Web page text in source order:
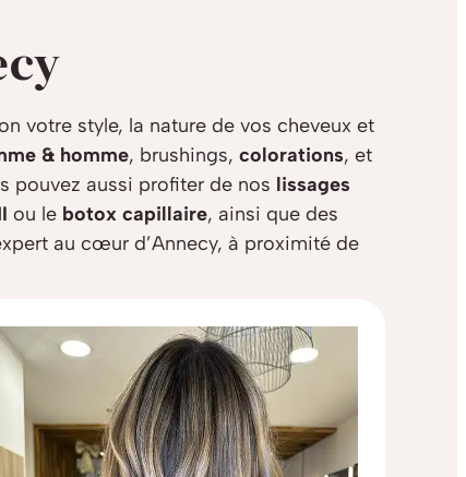
votre style, la nature de vos cheveux et
& homme, brushings, colorations, et
pouvez aussi profiter de nos lissages
ou le botox capillaire, ainsi que des
au cœur d’Annecy, à proximité de